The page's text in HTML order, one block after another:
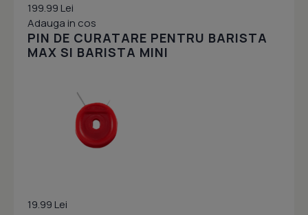
199.99 Lei
Adauga in cos
PIN DE CURATARE PENTRU BARISTA
MAX SI BARISTA MINI
19.99 Lei